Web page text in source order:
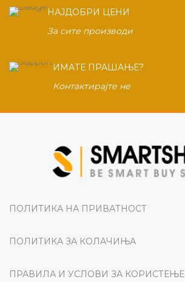
НАЈДОБРИ ЦЕНИ
За сите производи
ИМАТЕ ПРАШАЊЕ?
Контактирајте не
ПОЛИТИКА НА ПРИВАТНОСТ
ПОЛИТИКА ЗА КОЛАЧИЊА
ПРАВИЛА И УСЛОВИ ЗА КОРИСТЕЊЕ